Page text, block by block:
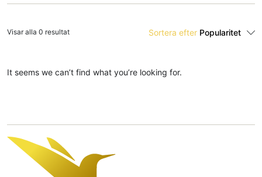
Sortera efter Popularitet
It seems we can’t find what you’re looking for.
Visar alla 0 resultat